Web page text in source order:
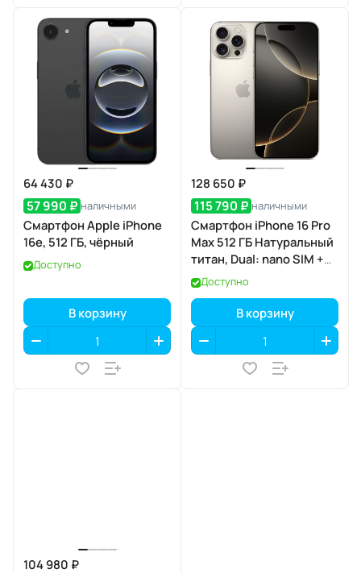
64 430 ₽
57 990 ₽ наличными
Смартфон Apple iPhone
16e, 512 ГБ, чёрный
Доступно
В корзину
128 650 ₽
115 790 ₽ наличными
Смартфон iPhone 16 Pro
Max 512 ГБ Натуральный
титан, Dual: nano SIM +
eSIM
Доступно
В корзину
104 980 ₽